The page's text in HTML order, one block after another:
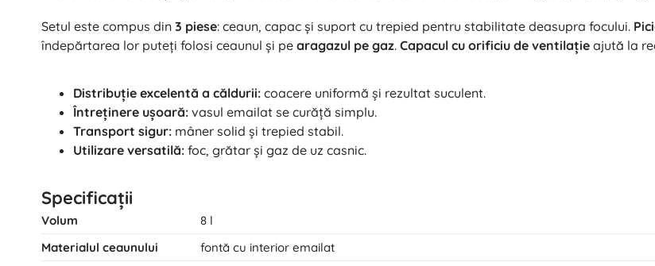
Setul este compus din 3 piese: ceaun, capac și suport cu trepied pentru stabilitate deasupra focului.
îndepărtarea lor puteți folosi ceaunul și pe aragazul pe gaz. Capacul cu orificiu de ventilație ajută la
Distribuție excelentă a căldurii: coacere uniformă și rezultat suculent.
Întreținere ușoară: vasul emailat se curăță simplu.
Transport sigur: mâner solid și trepied stabil.
Utilizare versatilă: foc, grătar și gaz de uz casnic.
Specificații
Volum
8 l
Materialul ceaunului
fontă cu interior emailat